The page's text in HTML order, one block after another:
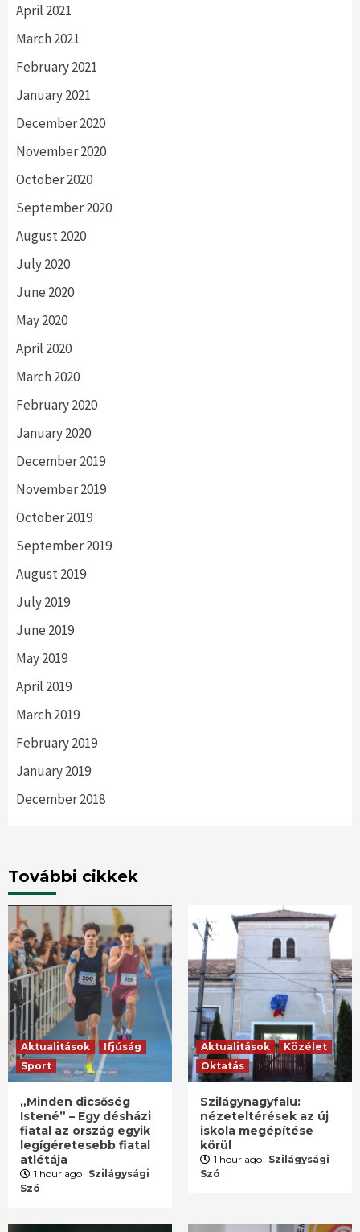
April 2021
March 2021
February 2021
January 2021
December 2020
November 2020
October 2020
September 2020
August 2020
July 2020
June 2020
May 2020
April 2020
March 2020
February 2020
January 2020
December 2019
November 2019
October 2019
September 2019
August 2019
July 2019
June 2019
May 2019
April 2019
March 2019
February 2019
January 2019
December 2018
További cikkek
Aktualitások
Ifjúság
Sport
„Minden dicsőség
Istené” – Egy désházi
fiatal az ország egyik
legígéretesebb fiatal
atlétája
1 hour ago Szilágysági
Szó
Aktualitások
Közélet
Oktatás
Szilágynagyfalu:
nézeteltérések az új
iskola megépítése
körül
1 hour ago Szilágysági
Szó